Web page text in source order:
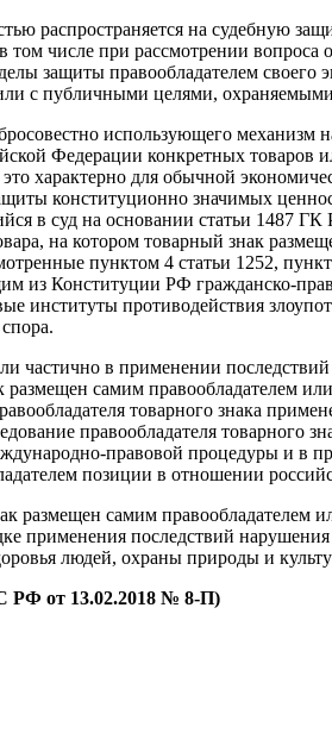
распространяется на судебную
том числе при рассмотрении
защиты правообладателем своего
с публичными целями,
использующего
Федерации конкретных
характерно для обычной
конституционно значимых
в суд на основании статьи 1487
на котором товарный знак
пунктом 4 статьи 1252,
из Конституции РФ гражданско-
институты противодействия
частично в применении
размещен самим правообладателем
товарного знака
правообладателя
правовой процедуры и в
позиции в отношении
размещен самим правообладателем
применения последствий
людей, охраны природы и
РФ от 13.02.2018 № 8-П)